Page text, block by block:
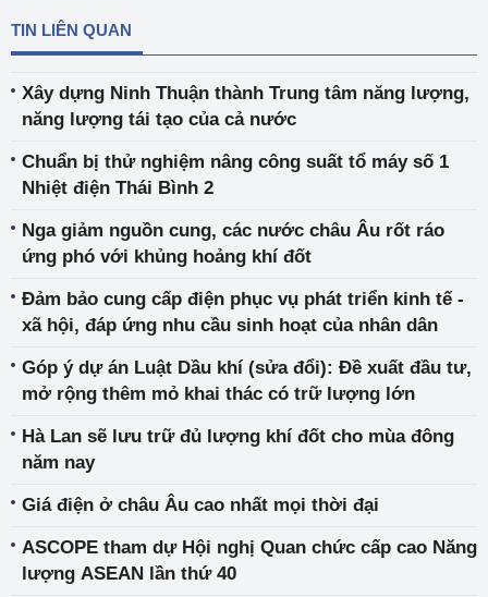
TIN LIÊN QUAN
Xây dựng Ninh Thuận thành Trung tâm năng lượng,
năng lượng tái tạo của cả nước
Chuẩn bị thử nghiệm nâng công suất tổ máy số 1
Nhiệt điện Thái Bình 2
Nga giảm nguồn cung, các nước châu Âu rốt ráo
ứng phó với khủng hoảng khí đốt
Đảm bảo cung cấp điện phục vụ phát triển kinh tế -
xã hội, đáp ứng nhu cầu sinh hoạt của nhân dân
Góp ý dự án Luật Dầu khí (sửa đổi): Đề xuất đầu tư,
mở rộng thêm mỏ khai thác có trữ lượng lớn
Hà Lan sẽ lưu trữ đủ lượng khí đốt cho mùa đông
năm nay
Giá điện ở châu Âu cao nhất mọi thời đại
ASCOPE tham dự Hội nghị Quan chức cấp cao Năng
lượng ASEAN lần thứ 40